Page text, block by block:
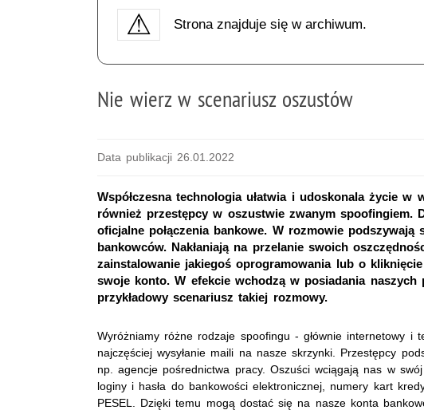
Strona znajduje się w archiwum.
Nie wierz w scenariusz oszustów
Data publikacji 26.01.2022
Współczesna technologia ułatwia i udoskonala życie
również przestępcy w oszustwie zwanym spoofingiem.
oficjalne połączenia bankowe. W rozmowie
bankowców. Nakłaniają na przelanie swoich
zainstalowanie jakiegoś oprogramowania lub o
swoje konto. W efekcie wchodzą w posiadania naszych
przykładowy scenariusz takiej rozmowy.
Wyróżniamy różne rodzaje spoofingu - głównie internetowy i
najczęściej wysyłanie maili na nasze skrzynki. Przestępcy
np. agencje pośrednictwa pracy. Oszuści wciągają nas w
loginy i hasła do bankowości elektronicznej, numery kart
PESEL. Dzięki temu mogą dostać się na nasze konta